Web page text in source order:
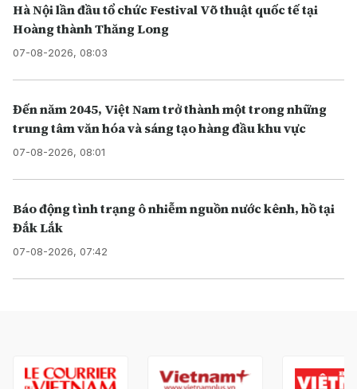
Hà Nội lần đầu tổ chức Festival Võ thuật quốc tế tại
Hoàng thành Thăng Long
07-08-2026, 08:03
Đến năm 2045, Việt Nam trở thành một trong những
trung tâm văn hóa và sáng tạo hàng đầu khu vực
07-08-2026, 08:01
Báo động tình trạng ô nhiễm nguồn nước kênh, hồ tại
Đắk Lắk
07-08-2026, 07:42